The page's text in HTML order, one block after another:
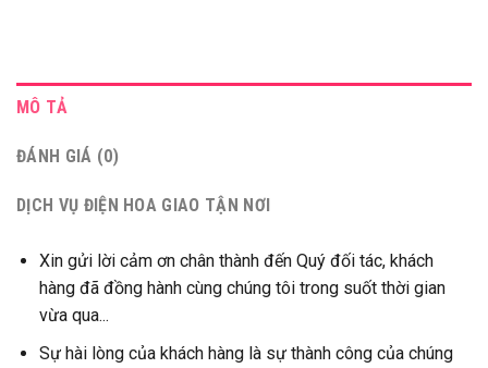
MÔ TẢ
ĐÁNH GIÁ (0)
DỊCH VỤ ĐIỆN HOA GIAO TẬN NƠI
Xin gửi lời cảm ơn chân thành đến Quý đối tác, khách
hàng đã đồng hành cùng chúng tôi trong suốt thời gian
vừa qua...
Sự hài lòng của khách hàng là sự thành công của chúng